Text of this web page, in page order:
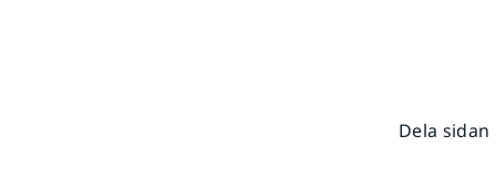
Dela sidan